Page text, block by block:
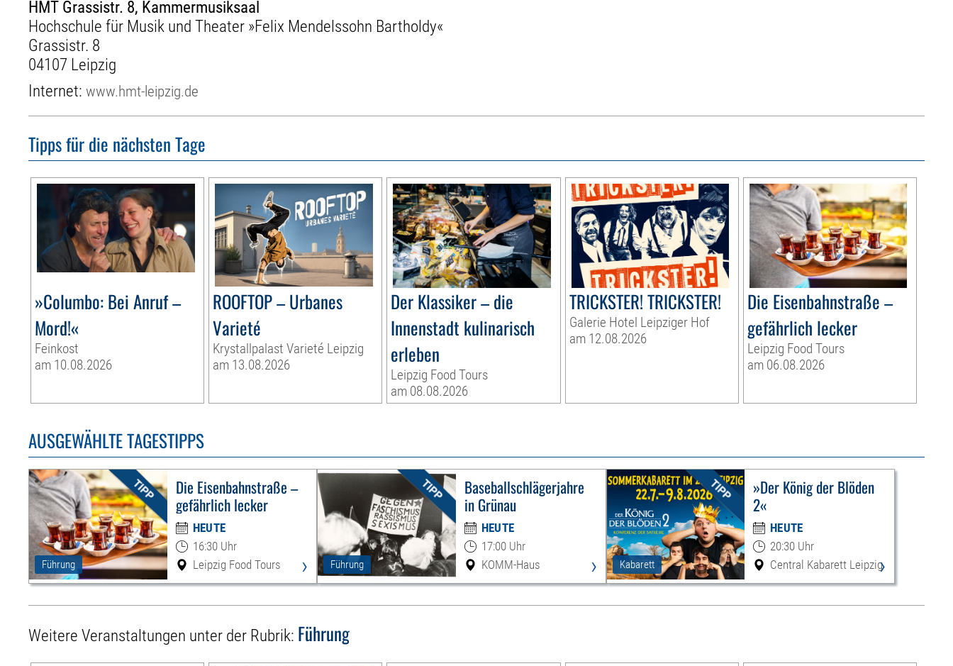
HMT Grassistr. 8, Kammermusiksaal
Hochschule für Musik und Theater »Felix Mendelssohn Bartholdy«
Grassistr. 8
04107 Leipzig
Internet:www.hmt-leipzig.de
Tipps für die nächsten Tage
»Columbo: Bei Anruf –
Mord!«
Feinkost
am 10.08.2026
ROOFTOP – Urbanes
Varieté
Krystallpalast Varieté Leipzig
am 13.08.2026
Der Klassiker – die
Innenstadt kulinarisch
erleben
Leipzig Food Tours
am 08.08.2026
TRICKSTER! TRICKSTER!
Galerie Hotel Leipziger Hof
am 12.08.2026
Die Eisenbahnstraße –
gefährlich lecker
Leipzig Food Tours
am 06.08.2026
AUSGEWÄHLTE TAGESTIPPS
Führung
Die Eisenbahnstraße –
gefährlich lecker
HEUTE
16:30 Uhr
Leipzig Food Tours
› Führung
Baseballschlägerjahre
in Grünau
HEUTE
17:00 Uhr
KOMM-Haus
› Kabarett
»Der König der Blöden
2«
HEUTE
20:30 Uhr
Central Kabarett Leipzig›
Weitere Veranstaltungen unter der Rubrik: Führung